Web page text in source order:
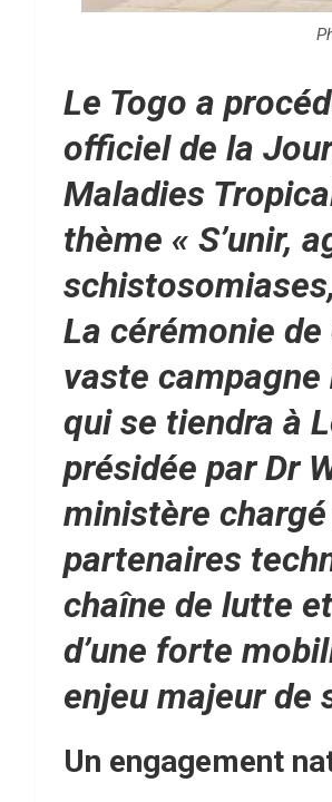
Le Togo a
officiel de la
Maladies
thème « S’unir,
La cérémonie
vaste
qui se tiendra à
présidée par Dr
ministère
partenaires
chaîne de lutte
d’une forte
enjeu majeur de
Un engagement